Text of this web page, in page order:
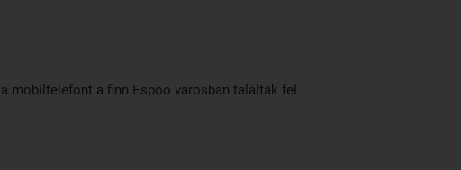
mobiltelefont a finn Espoo városban találták fel